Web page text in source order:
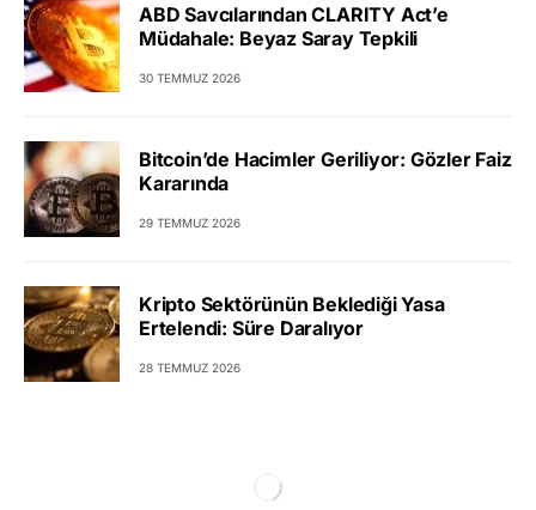
ABD Savcılarından CLARITY Act’e
Müdahale: Beyaz Saray Tepkili
30 TEMMUZ 2026
Bitcoin’de Hacimler Geriliyor: Gözler Faiz
Kararında
29 TEMMUZ 2026
Kripto Sektörünün Beklediği Yasa
Ertelendi: Süre Daralıyor
28 TEMMUZ 2026